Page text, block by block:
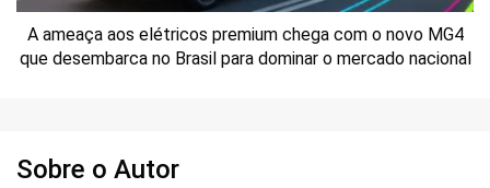
A ameaça aos elétricos premium chega com o novo MG4
que desembarca no Brasil para dominar o mercado nacional
Sobre o Autor